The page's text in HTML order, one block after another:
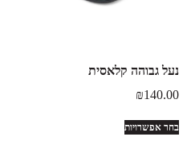
נעל גבוהה קלאסית
₪140.00
בחר אפשרויות